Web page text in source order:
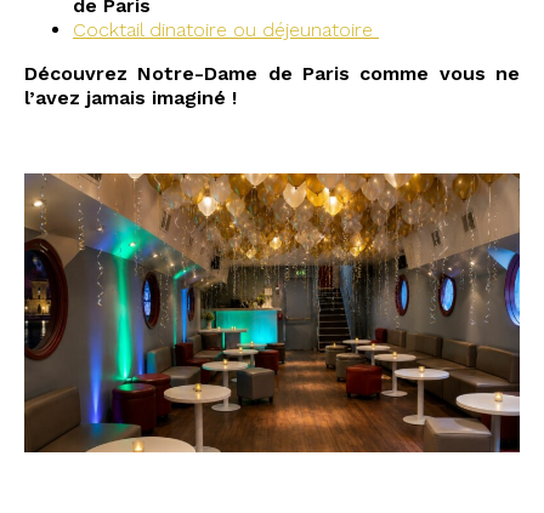
de Paris
Cocktail dinatoire ou déjeunatoire
Découvrez Notre-Dame de Paris comme vous ne
l’avez jamais imaginé !